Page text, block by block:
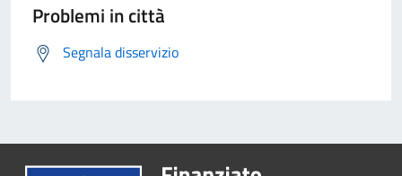
Problemi in città
Segnala disservizio